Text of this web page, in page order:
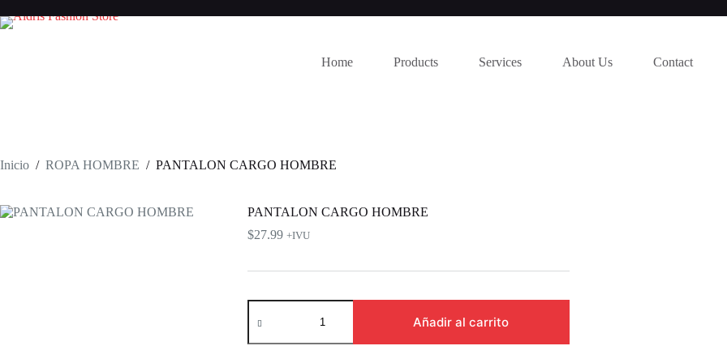
al
Home
Products Services About Us Contact
Inicio / ROPA HOMBRE / PANTALON CARGO HOMBRE
PANTALON CARGO HOMBRE
$27.99 +IVU
PANTALON
CARGO
cantidad
Añadir al carrito